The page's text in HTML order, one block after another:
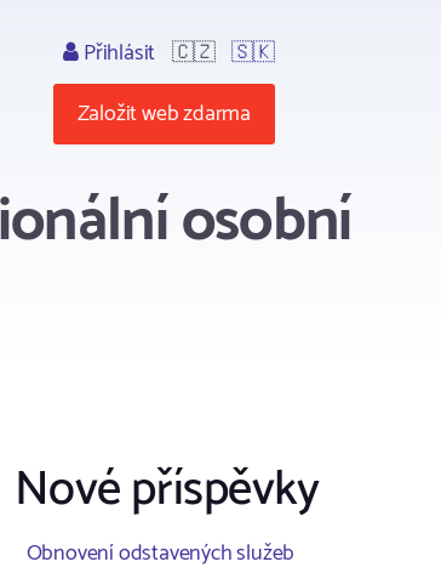
Přihlásit 🇨🇿 🇸🇰
Založit web zdarma
osobní
Nové příspěvky
Obnovení odstavených služeb